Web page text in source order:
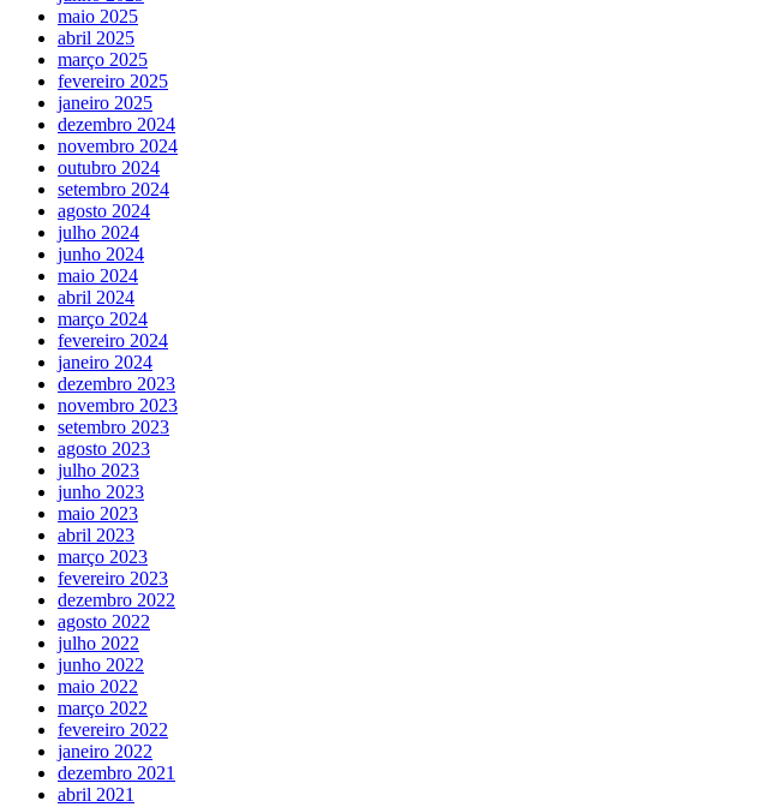
maio 2025
abril 2025
março 2025
fevereiro 2025
janeiro 2025
dezembro 2024
novembro 2024
outubro 2024
setembro 2024
agosto 2024
julho 2024
junho 2024
maio 2024
abril 2024
março 2024
fevereiro 2024
janeiro 2024
dezembro 2023
novembro 2023
setembro 2023
agosto 2023
julho 2023
junho 2023
maio 2023
abril 2023
março 2023
fevereiro 2023
dezembro 2022
agosto 2022
julho 2022
junho 2022
maio 2022
março 2022
fevereiro 2022
janeiro 2022
dezembro 2021
abril 2021